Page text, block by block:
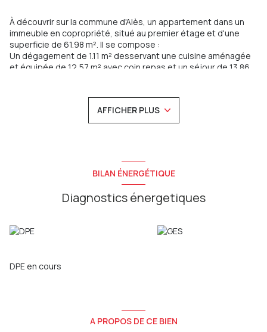
À découvrir sur la commune d'Alès, un appartement dans un
immeuble en copropriété, situé au premier étage et d'une
superficie de 61.98 m². Il se compose :
Un dégagement de 1.11 m² desservant une cuisine aménagée
et équipée de 12,57 m² avec coin repas et un séjour de 13.86
: Une terrasse de 18.63 m².
: Chauffage de type convecteur électrique,
production d'eau chaude par cumulus électrique, menuiseries
sont disponibles sur le site
Géorisques
AFFICHER PLUS
BILAN ÉNERGÉTIQUE
Diagnostics énergetiques
DPE en cours
A PROPOS DE CE BIEN